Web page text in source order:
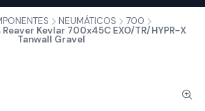
NEUMÁTICOS
700
Kevlar 700x45C EXO/TR/HYPR-X
Tanwall Gravel